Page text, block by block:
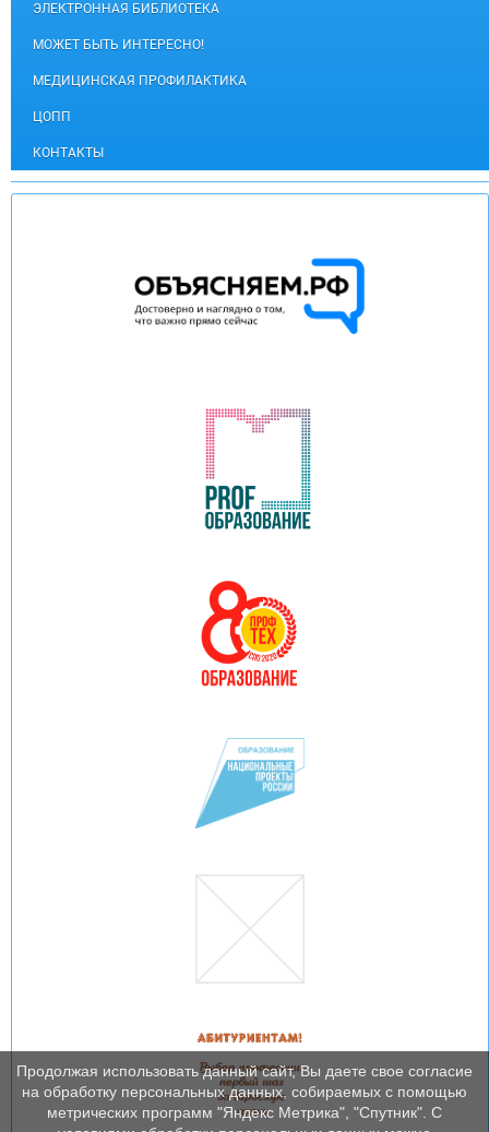
ЭЛЕКТРОННАЯ БИБЛИОТЕКА
МОЖЕТ БЫТЬ ИНТЕРЕСНО!
МЕДИЦИНСКАЯ ПРОФИЛАКТИКА
ЦОПП
КОНТАКТЫ
Продолжая использовать данный сайт, Вы даете свое согласие
на обработку персональных данных, собираемых с помощью
метрических программ "Яндекс Метрика", "Спутник". С